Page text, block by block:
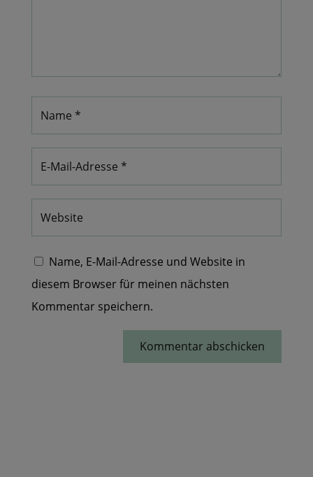
Name, E-Mail-Adresse und Website in
diesem Browser für meinen nächsten
Kommentar speichern.
Kommentar abschicken